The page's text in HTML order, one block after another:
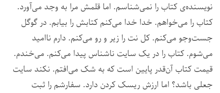
نویسنده‌ی کتاب را نمی‌شناسم. اما قلمش مرا به وجد می‌آورد.
کتاب را می‌خواهم. خدا خدا می‌کنم کتابش را بیابم. در گوگل
جست‌وجو می‌کنم. کل نت را زیر و رو می‌کنم. دارم ناامید
می‌شوم. کتاب را در یک سایت ناشناس پیدا می‌کنم. می‌خندم.
قیمت کتاب آن‌قدر پایین است که به شک می‌افتم. نکند سایت
جعلی باشد؟ اما ارزش ریسک کردن دارد. سفارشم را ثبت